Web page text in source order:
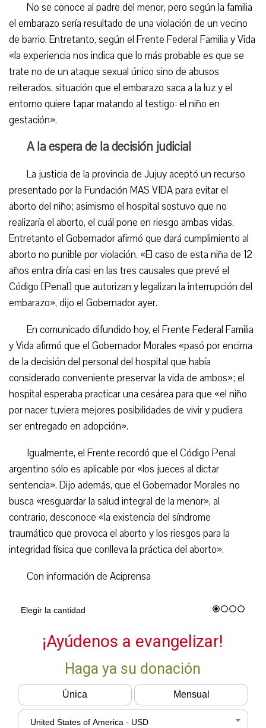
No se conoce al padre del menor, pero según la familia
el embarazo sería resultado de una violación de un vecino
de barrio. Entretanto, según el Frente Federal Familia y Vida
«la experiencia nos indica que lo más probable es que se
trate no de un ataque sexual único sino de abusos
reiterados, situación que el embarazo saca a la luz y el
entorno quiere tapar matando al testigo: el niño en
gestación».
A la espera de la decisión judicial
La justicia de la provincia de Jujuy aceptó un recurso
presentado por la Fundación MAS VIDA para evitar el
aborto del niño; asimismo el hospital sostuvo que no
realizaría el aborto, el cuál pone en riesgo ambas vidas.
Entretanto el Gobernador afirmó que dará cumplimiento al
aborto no punible por violación. «El caso de esta niña de 12
años entra diría casi en las tres causales que prevé el
Código [Penal] que autorizan y legalizan la interrupción del
embarazo», dijo el Gobernador ayer.
En comunicado difundido hoy, el Frente Federal Familia
y Vida afirmó que el Gobernador Morales «pasó por encima
de la decisión del personal del hospital que había
considerado conveniente preservar la vida de ambos»; el
hospital esperaba practicar una cesárea para que «el niño
por nacer tuviera mejores posibilidades de vivir y pudiera
ser entregado en adopción».
Igualmente, el Frente recordó que el Código Penal
argentino sólo es aplicable por «los jueces al dictar
sentencia». Dijo además, que el Gobernador Morales no
busca «resguardar la salud integral de la menor», al
contrario, desconoce «la existencia del síndrome
traumático que provoca el aborto y los riesgos para la
integridad física que conlleva la práctica del aborto».
Con información de Aciprensa